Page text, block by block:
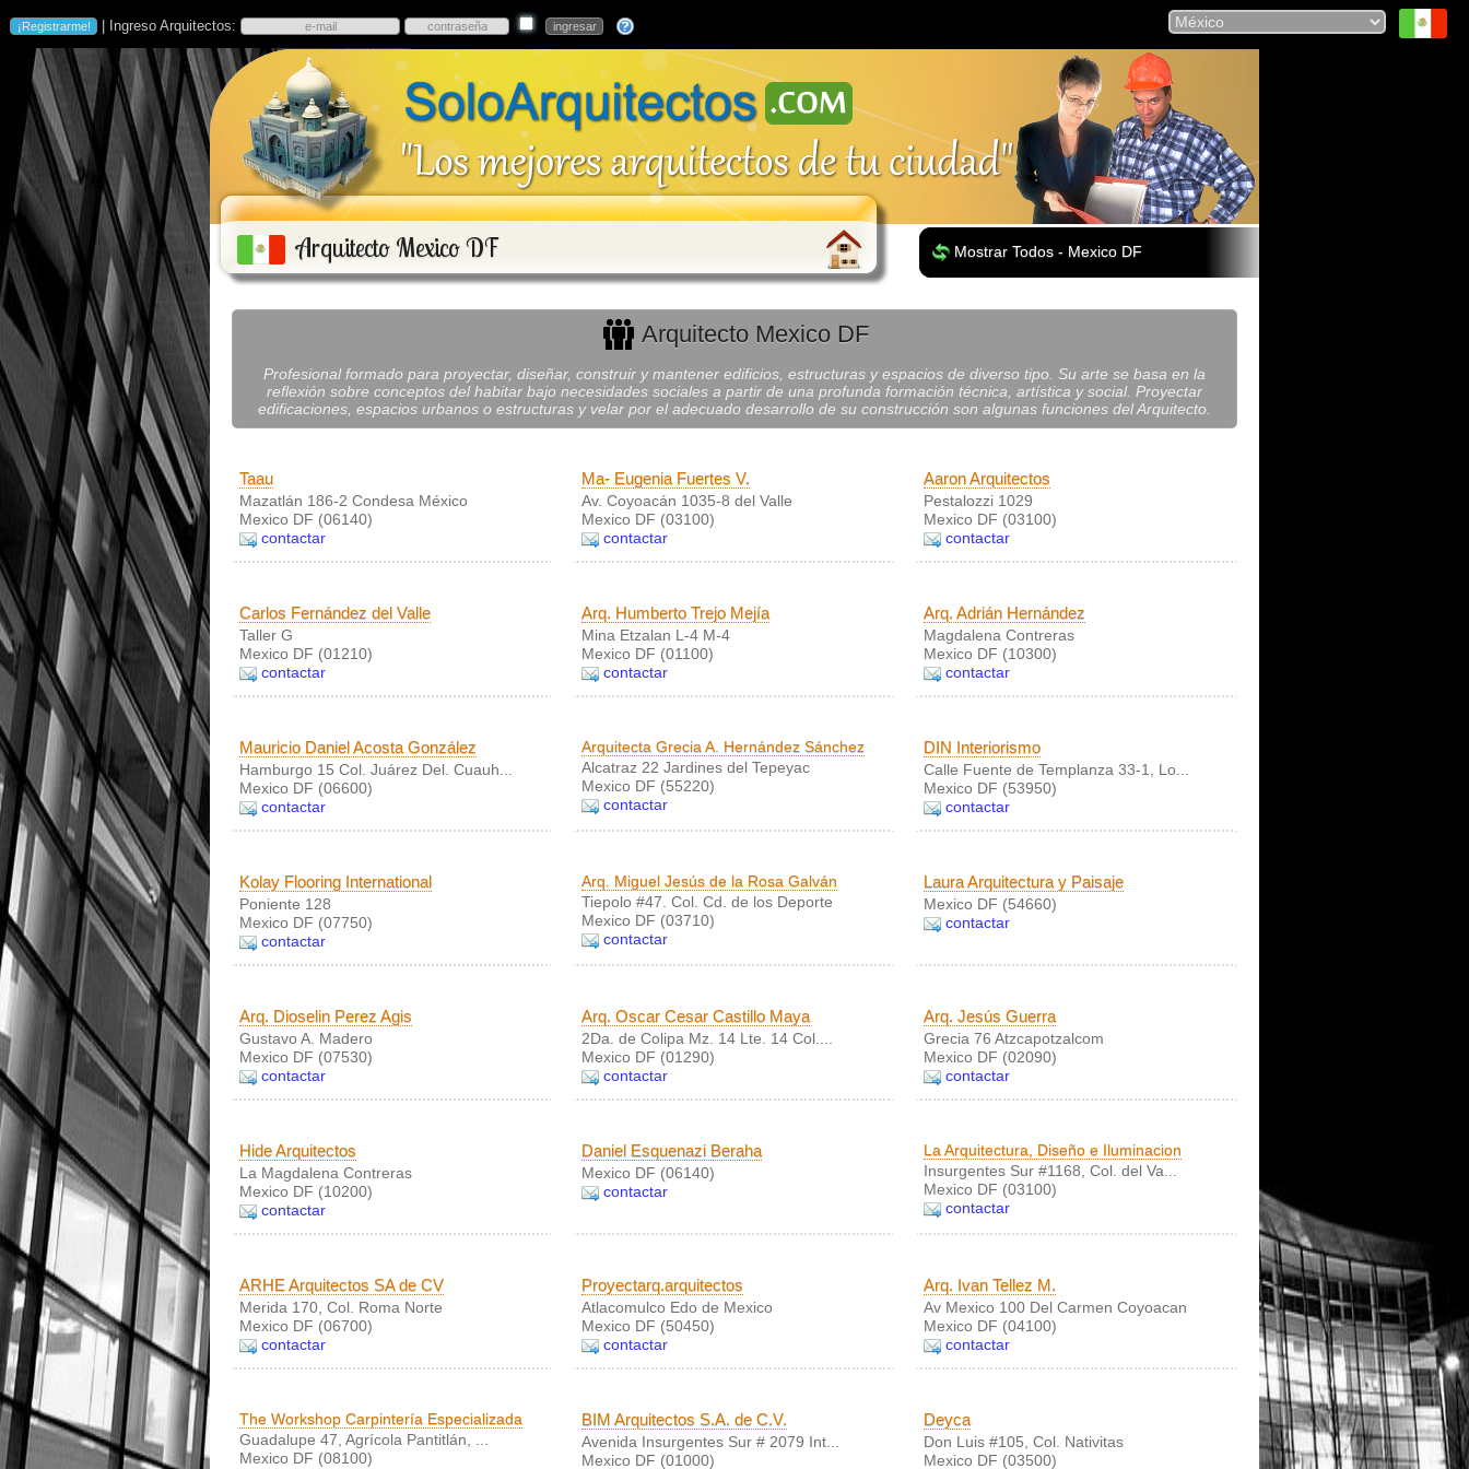
| Ingreso Arquitectos:
Arquitecto Mexico DF Mostrar Todos - Mexico DF
Arquitecto Mexico DF
Profesional formado para proyectar, diseñar, construir y mantener edificios, estructuras y espacios de diverso tipo. Su arte se basa en la
reflexión sobre conceptos del habitar bajo necesidades sociales a partir de una profunda formación técnica, artística y social. Proyectar
edificaciones, espacios urbanos o estructuras y velar por el adecuado desarrollo de su construcción son algunas funciones del Arquitecto.
Taau
Mazatlán 186-2 Condesa México
Mexico DF (06140)
contactar
Ma- Eugenia Fuertes V.
Av. Coyoacán 1035-8 del Valle
Mexico DF (03100)
contactar
Aaron Arquitectos
Pestalozzi 1029
Mexico DF (03100)
contactar
Carlos Fernández del Valle
Taller G
Mexico DF (01210)
contactar
Arq. Humberto Trejo Mejía
Mina Etzalan L-4 M-4
Mexico DF (01100)
contactar
Arq. Adrián Hernández
Magdalena Contreras
Mexico DF (10300)
contactar
Mauricio Daniel Acosta González
Hamburgo 15 Col. Juárez Del. Cuauh...
Mexico DF (06600)
contactar
Arquitecta Grecia A. Hernández Sánchez
Alcatraz 22 Jardines del Tepeyac
Mexico DF (55220)
contactar
DIN Interiorismo
Calle Fuente de Templanza 33-1, Lo...
Mexico DF (53950)
contactar
Kolay Flooring International
Poniente 128
Mexico DF (07750)
contactar
Arq. Miguel Jesús de la Rosa Galván
Tiepolo #47. Col. Cd. de los Deporte
Mexico DF (03710)
contactar
Laura Arquitectura y Paisaje
Mexico DF (54660)
contactar
Arq. Dioselin Perez Agis
Gustavo A. Madero
Mexico DF (07530)
contactar
Arq. Oscar Cesar Castillo Maya
2Da. de Colipa Mz. 14 Lte. 14 Col....
Mexico DF (01290)
contactar
Arq. Jesús Guerra
Grecia 76 Atzcapotzalcom
Mexico DF (02090)
contactar
Hide Arquitectos
La Magdalena Contreras
Mexico DF (10200)
contactar
Daniel Esquenazi Beraha
Mexico DF (06140)
contactar
La Arquitectura, Diseño e Iluminacion
Insurgentes Sur #1168, Col. del Va...
Mexico DF (03100)
contactar
ARHE Arquitectos SA de CV
Merida 170, Col. Roma Norte
Mexico DF (06700)
contactar
Proyectarq.arquitectos
Atlacomulco Edo de Mexico
Mexico DF (50450)
contactar
Arq. Ivan Tellez M.
Av Mexico 100 Del Carmen Coyoacan
Mexico DF (04100)
contactar
The Workshop Carpintería Especializada
Guadalupe 47, Agrícola Pantitlán, ...
Mexico DF (08100)
BIM Arquitectos S.A. de C.V.
Avenida Insurgentes Sur # 2079 Int...
Mexico DF (01000)
Deyca
Don Luis #105, Col. Nativitas
Mexico DF (03500)